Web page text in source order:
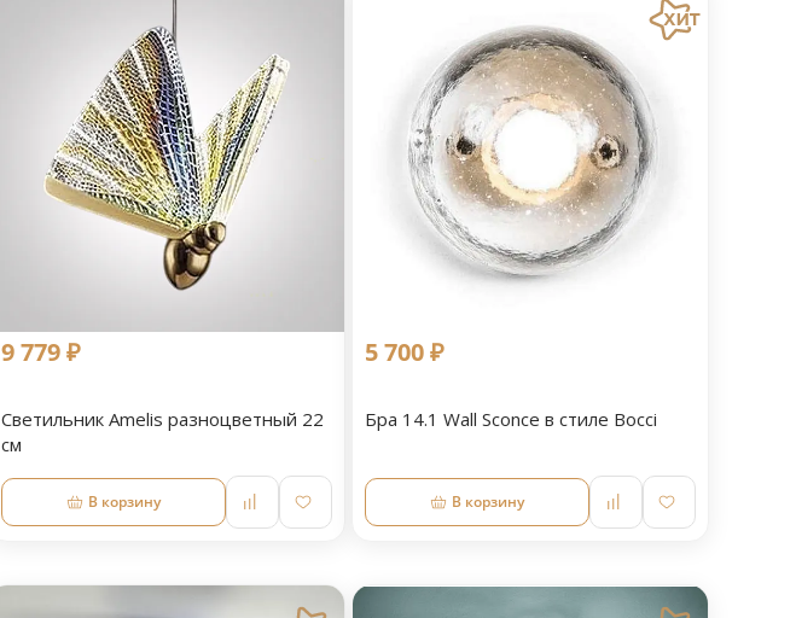
9 779 ₽
Светильник Amelis разноцветный 22
см
В корзину
5 700 ₽
Бра 14.1 Wall Sconce в стиле Bocci
В корзину